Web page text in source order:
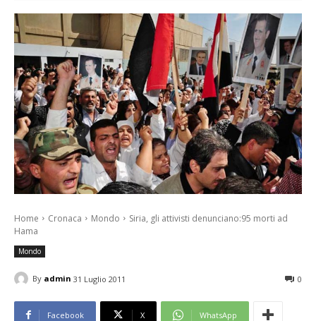
Home Cronaca Mondo
Siria, gli attivisti denunciano:95 morti ad
Hama
Mondo
By admin 31 Luglio 2011 0
Facebook X WhatsApp